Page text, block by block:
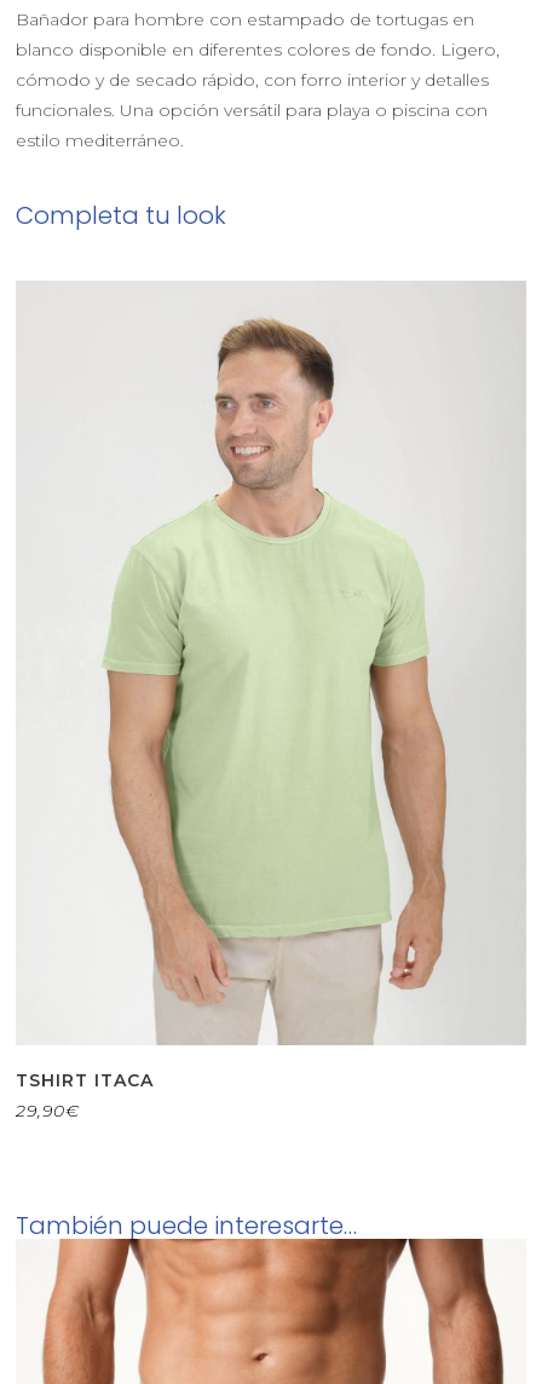
Bañador para hombre con estampado de tortugas en
blanco disponible en diferentes colores de fondo. Ligero,
cómodo y de secado rápido, con forro interior y detalles
funcionales. Una opción versátil para playa o piscina con
estilo mediterráneo.
Completa tu look
TSHIRT ITACA
29,90€
También puede interesarte…